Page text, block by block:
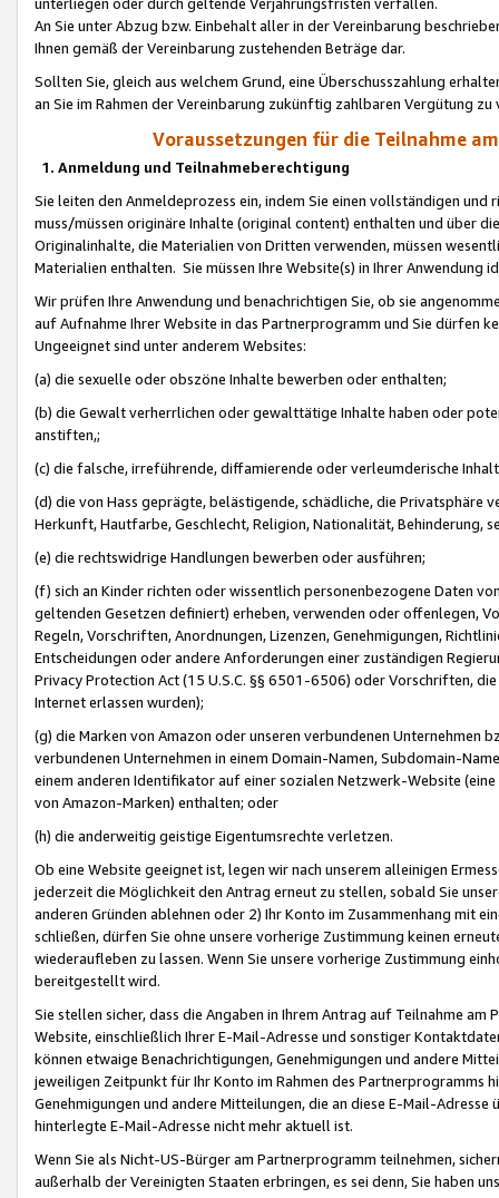
An Sie unter Abzug bzw. Einbehalt aller in der Vereinbarung
Ihnen gemäß der Vereinbarung zustehenden Beträge dar.
Sollten Sie, gleich aus welchem Grund, eine Überschusszahlung
an Sie im Rahmen der Vereinbarung zukünftig zahlbaren Vergütung zu
Voraussetzungen für die Teilnahme
1. Anmeldung und Teilnahmeberechtigung
Sie leiten den Anmeldeprozess ein, indem Sie einen vollständigen
muss/müssen originäre Inhalte (original content) enthalten und über
Originalinhalte, die Materialien von Dritten verwenden, müssen
Materialien enthalten. Sie müssen Ihre Website(s) in Ihrer Anwendung
Wir prüfen Ihre Anwendung und benachrichtigen Sie, ob sie
auf Aufnahme Ihrer Website in das Partnerprogramm und Sie dürfen
Ungeeignet sind unter anderem Websites:
(a) die sexuelle oder obszöne Inhalte bewerben oder enthalten;
(b) die Gewalt verherrlichen oder gewalttätige Inhalte haben oder
anstiften,;
(c) die falsche, irreführende, diffamierende oder verleumderische
(d) die von Hass geprägte, belästigende, schädliche, die Privatsphäre
Herkunft, Hautfarbe, Geschlecht, Religion, Nationalität, Behinderung,
(e) die rechtswidrige Handlungen bewerben oder ausführen;
(f) sich an Kinder richten oder wissentlich personenbezogene Daten
geltenden Gesetzen definiert) erheben, verwenden oder offenlegen,
Regeln, Vorschriften, Anordnungen, Lizenzen, Genehmigungen,
Entscheidungen oder andere Anforderungen einer zuständigen
Privacy Protection Act (15 U.S.C. §§ 6501-6506) oder Vorschriften,
Internet erlassen wurden);
(g) die Marken von Amazon oder unseren verbundenen Unternehmen
verbundenen Unternehmen in einem Domain-Namen, Subdomain-
einem anderen Identifikator auf einer sozialen Netzwerk-Website
von Amazon-Marken) enthalten; oder
(h) die anderweitig geistige Eigentumsrechte verletzen.
Ob eine Website geeignet ist, legen wir nach unserem alleinigen
jederzeit die Möglichkeit den Antrag erneut zu stellen, sobald Sie
anderen Gründen ablehnen oder 2) Ihr Konto im Zusammenhang mit
schließen, dürfen Sie ohne unsere vorherige Zustimmung keinen
wiederaufleben zu lassen. Wenn Sie unsere vorherige Zustimmung
bereitgestellt wird.
Sie stellen sicher, dass die Angaben in Ihrem Antrag auf Teilnahme
Website, einschließlich Ihrer E-Mail-Adresse und sonstiger
können etwaige Benachrichtigungen, Genehmigungen und andere
jeweiligen Zeitpunkt für Ihr Konto im Rahmen des Partnerprogramms
Genehmigungen und andere Mitteilungen, die an diese E-Mail-
hinterlegte E-Mail-Adresse nicht mehr aktuell ist.
Wenn Sie als Nicht-US-Bürger am Partnerprogramm teilnehmen,
außerhalb der Vereinigten Staaten erbringen, es sei denn, Sie haben